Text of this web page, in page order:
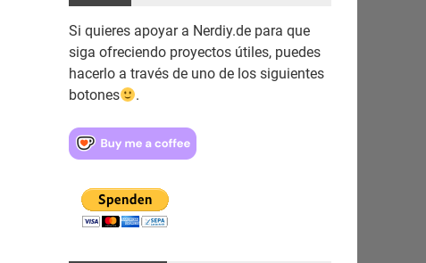
Si quieres apoyar a Nerdiy.de para que
siga ofreciendo proyectos útiles, puedes
hacerlo a través de uno de los siguientes
botones
.